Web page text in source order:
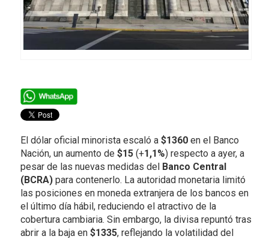
El dólar oficial minorista escaló a $1360en el Banco
Nación, un aumento de $15(+1,1%) respecto a ayer, a
pesar de las nuevas medidas del Banco Central
(BCRA)para contenerlo. La autoridad monetaria limitó
las posiciones en moneda extranjera de los bancos en
el último día hábil, reduciendo el atractivo de la
cobertura cambiaria. Sin embargo, la divisa repuntó tras
abrir a la baja en $1335, reflejando la volatilidad del